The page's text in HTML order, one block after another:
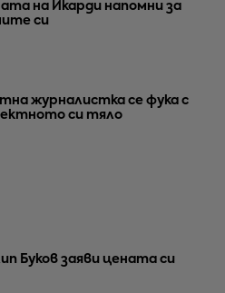
на Икарди напомни за
си
журналистка се фука с
си тяло
Буков заяви цената си